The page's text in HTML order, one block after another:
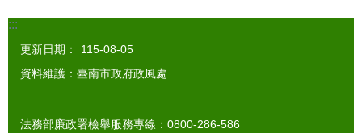
:::
更新日期：
115-08-05
資料維護：臺南市政府政風處
法務部廉政署檢舉服務專線：0800-286-586